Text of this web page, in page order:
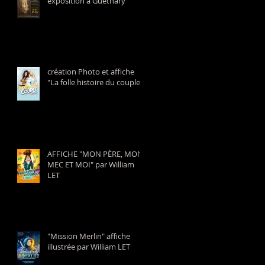
création Photo et affiche
"La folle histoire du couple"
AFFICHE "MON PÈRE, MON
MEC ET MOI" par William
LET
"Mission Merlin" affiche
illustrée par William LET